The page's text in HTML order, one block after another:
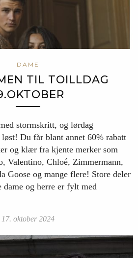
DAME
TIL TOILLDAG
stormskritt, og lørdag
Du får blant annet 60% rabatt
og klær fra kjente merker som
Valentino, Chloé, Zimmermann,
Goose og mange flere! Store deler
dame og herre er fylt med
17. oktober 2024